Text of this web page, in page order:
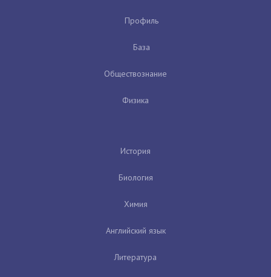
Профиль
База
Обществознание
Физика
История
Биология
Химия
Английский язык
Литература